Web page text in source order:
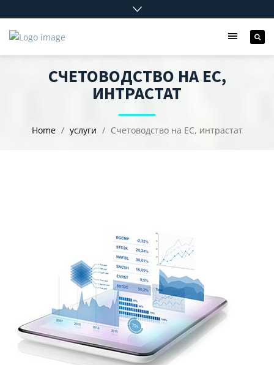
СЧЕТОВОДСТВО НА ЕС,
ИНТРАСТАТ
Home услуги Счетоводство на ЕС, интрастат